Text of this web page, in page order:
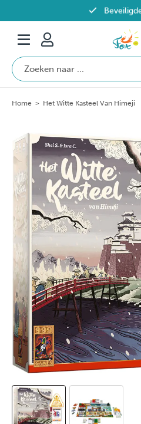
Gratis verzending
Home > Het Witte Kasteel Van Himeji